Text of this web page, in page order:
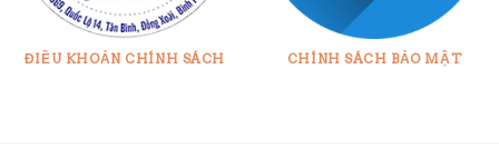
ĐIỀU KHOẢN CHÍNH SÁCH CHÍNH SÁCH BẢO MẬT